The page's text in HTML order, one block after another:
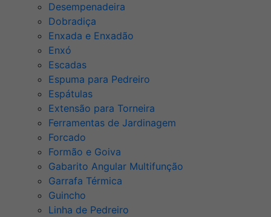
Desempenadeira
Dobradiça
Enxada e Enxadão
Enxó
Escadas
Espuma para Pedreiro
Espátulas
Extensão para Torneira
Ferramentas de Jardinagem
Forcado
Formão e Goiva
Gabarito Angular Multifunção
Garrafa Térmica
Guincho
Linha de Pedreiro